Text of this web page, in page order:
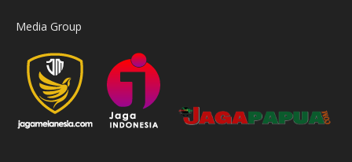
Media Group